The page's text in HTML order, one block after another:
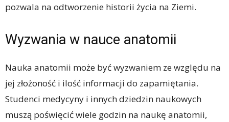
pozwala na odtworzenie historii życia na Ziemi.
Wyzwania w nauce anatomii
Nauka anatomii może być wyzwaniem ze względu na
jej złożoność i ilość informacji do zapamiętania.
Studenci medycyny i innych dziedzin naukowych
muszą poświęcić wiele godzin na naukę anatomii,